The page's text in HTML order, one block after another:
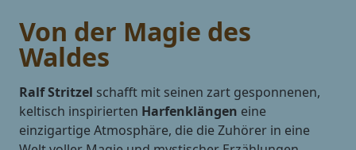
Von der Magie des
Waldes
Ralf Stritzel schafft mit seinen zart gesponnenen,
keltisch inspirierten Harfenklängen eine
einzigartige Atmosphäre, die die Zuhörer in eine